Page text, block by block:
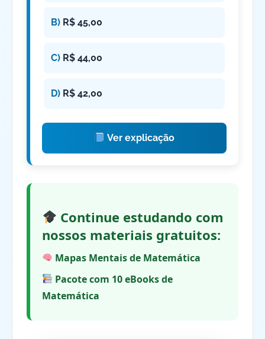
B) R$ 45,00
C) R$ 44,00
D) R$ 42,00
Ver explicação
Continue estudando com
nossos materiais gratuitos:
Mapas Mentais de Matemática
Pacote com 10 eBooks de
Matemática